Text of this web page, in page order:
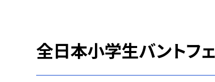
全日本小学生バントフ